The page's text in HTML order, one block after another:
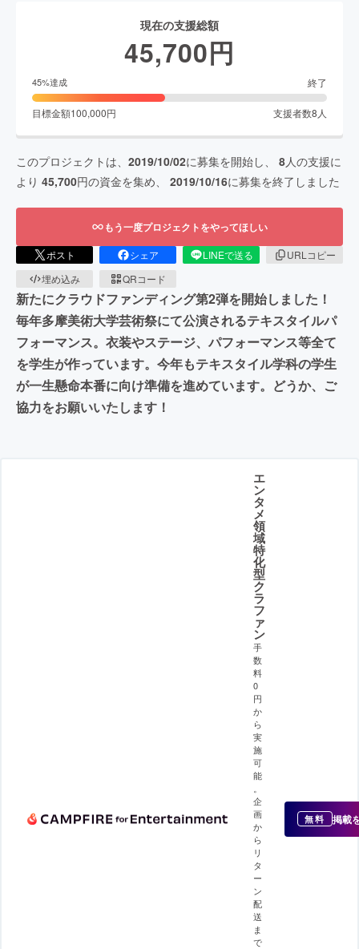
現在の支援総額
45,700円
45%達成 終了
目標金額100,000円 支援者数8 人
このプロジェクトは、 2019/10/02に募集を開始し、 8人の支援に
より 45,700円の資金を集め、 2019/10/16に募集を終了しました
もう一度プロジェクトをやってほしい
ポスト シェア LINEで送る
URLコピー
埋め込み
QRコード
新たにクラウドファンディング第2弾を開始しました！
毎年多摩美術大学芸術祭にて公演されるテキスタイルパ
フォーマンス。衣装やステージ、パフォーマンス等全て
を学生が作っています。今年もテキスタイル学科の学生
が一生懸命本番に向け準備を進めています。どうか、ご
協力をお願いいたします！
エ
ン
タ
メ
領
域
特
化
型
ク
ラ
フ
ァ
ン
手
数
料
0
円
か
ら
実
施
可
能
企
画
か
ら
リ
タ
ー
ン
配
送
ま
で
無料 掲載